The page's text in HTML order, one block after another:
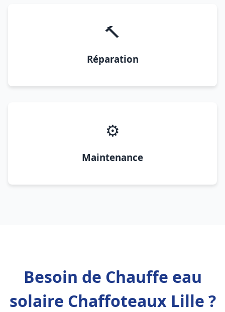
🔨
Réparation
⚙️
Maintenance
Besoin de Chauffe eau
solaire Chaffoteaux Lille ?